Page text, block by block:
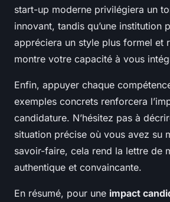
start-up moderne privilégiera un
innovant, tandis qu’une institution
appréciera un style plus formel et
montre votre capacité à vous
Enfin, appuyer chaque
exemples concrets renforcera
candidature. N’hésitez pas à
situation précise où vous avez su
savoir-faire, cela rend la lettre de
authentique et convaincante.
En résumé, pour une impact